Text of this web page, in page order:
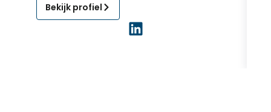
Bekijk profiel